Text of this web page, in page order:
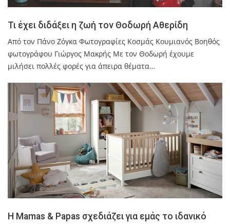
Τι έχει διδάξει η ζωή τον Θοδωρή Αθερίδη
Από τον Πάνο Ζόγκα Φωτογραφίες Κοσμάς Κουμιανός Βοηθός
φωτογράφου Γιώργος Μακρής Με τον Θοδωρή έχουμε
μιλήσει πολλές φορές για άπειρα θέματα…
Η Mamas & Papas σχεδιάζει για εμάς το ιδανικό